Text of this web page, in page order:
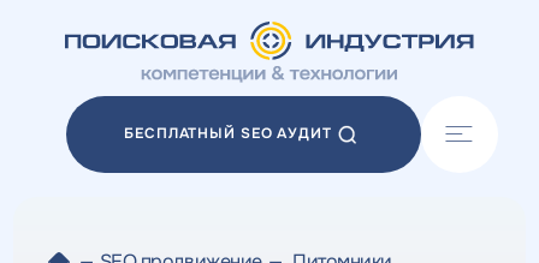
БЕСПЛАТНЫЙ SEO АУДИТ
Акции
Отзывы
Разработка контента